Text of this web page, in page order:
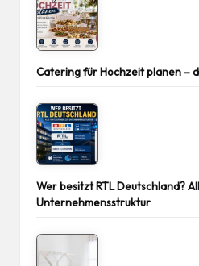
Catering für Hochzeit planen –
Wer besitzt RTL Deutschland?
Unternehmensstruktur